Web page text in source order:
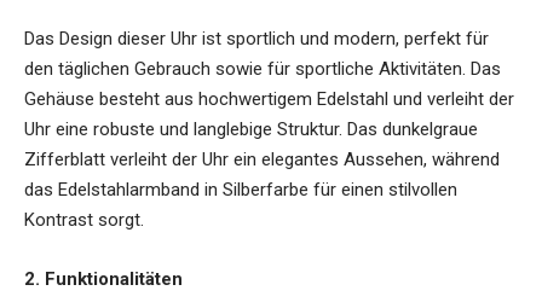
Das Design dieser Uhr ist sportlich und modern, perfekt für
den täglichen Gebrauch sowie für sportliche Aktivitäten. Das
Gehäuse besteht aus hochwertigem Edelstahl und verleiht der
Uhr eine robuste und langlebige Struktur. Das dunkelgraue
Zifferblatt verleiht der Uhr ein elegantes Aussehen, während
das Edelstahlarmband in Silberfarbe für einen stilvollen
Kontrast sorgt.
2. Funktionalitäten